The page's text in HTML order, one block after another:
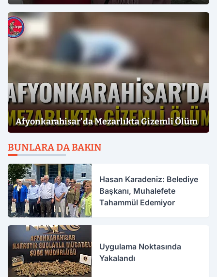
Afyonkarahisar'da Mezarlıkta Gizemli Ölüm
BUNLARA DA BAKIN
Hasan Karadeniz: Belediye
Başkanı, Muhalefete
Tahammül Edemiyor
Uygulama Noktasında
Yakalandı